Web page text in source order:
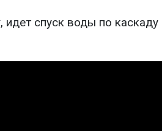
идет спуск воды по каскаду